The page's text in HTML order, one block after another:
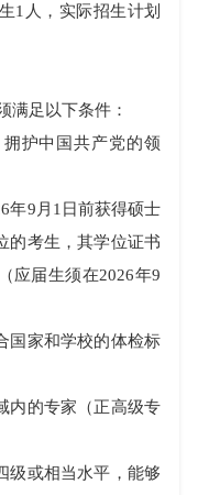
1 人，实际招生计划
满足以下条件：
拥护中国共产党的领
年9 月 1 日前获得硕士
的考生，其学位证书
应届生须在2026年9
国家和学校的体检标
内的专家（正高级专
级或相当水平，能够